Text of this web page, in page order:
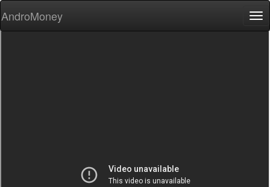
AndroMoney